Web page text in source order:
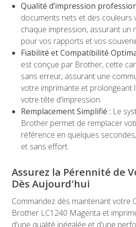
Qualité d’impression
documents nets et des couleurs
chaque impression, assurant un
pour vos rapports et vos
Fiabilité et Compatibilité
est conçue par Brother, cette
sans erreur, assurant une
votre imprimante et prolongeant
votre tête d'impression.
Remplacement Simplifié : Le
Brother permet de remplacer
référence en quelques
et sans effort.
Assurez la Pérennité de
Dès Aujourd'hui
Commandez dès maintenant votre
Brother LC1240 Magenta et
d'une qualité inégalée et d'une